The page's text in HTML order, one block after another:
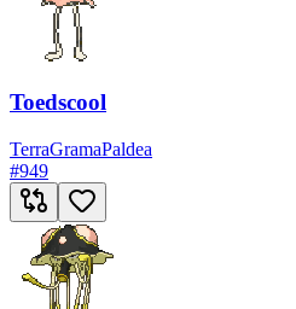
Toedscool
TerraGramaPaldea
#949